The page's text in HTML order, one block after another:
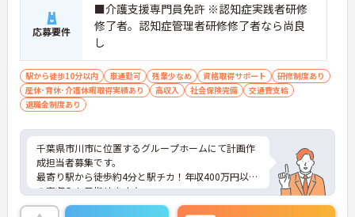
応募要件
■介護支援専門員免許 ※認知症実践者研修
修了者。認知症管理者研修修了者なら尚良
し
駅から徒歩10分以内 車通勤可 残業少なめ 資格取得サポート
研修制度あり
産休･育休･介護休暇取得実績あり
高収入 社会保険完備
交通費支給
退職金制度あり
千葉県市川市に位置するグループホームにて計画作
成担当者募集です。
最寄り駅から徒歩約4分と駅チカ！年収400万円以上
の高収入も目指せます♪
ご興味ある方には、面接のポイントなど、さらに詳